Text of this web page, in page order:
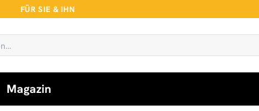
FÜR SIE & IHN
Magazin